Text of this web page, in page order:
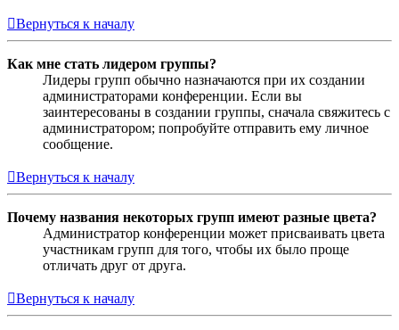
Вернуться к началу
Как мне стать лидером группы?
Лидеры групп обычно назначаются при их создании
администраторами конференции. Если вы
заинтересованы в создании группы, сначала свяжитесь с
администратором; попробуйте отправить ему личное
сообщение.
Вернуться к началу
Почему названия некоторых групп имеют разные цвета?
Администратор конференции может присваивать цвета
участникам групп для того, чтобы их было проще
отличать друг от друга.
Вернуться к началу